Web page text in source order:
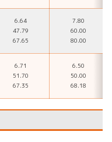
6.64
47.79
67.65
7.80
60.00
80.00
6.71
51.70
67.35
6.50
50.00
68.18